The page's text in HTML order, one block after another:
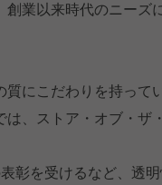
業以来時代のニーズ
にこだわりを持って
、ストア・オブ・ザ
彰を受けるなど、透